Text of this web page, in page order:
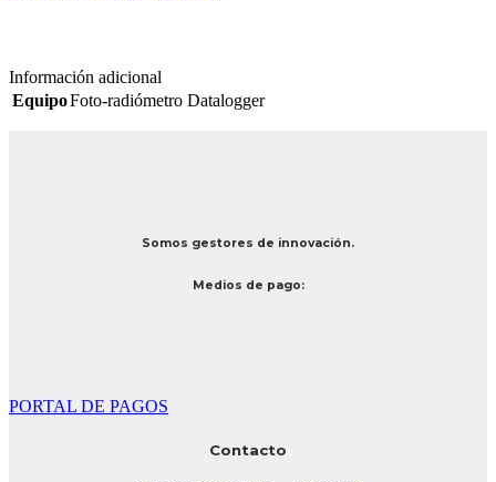
Información adicional
EquipoFoto-radiómetro Datalogger
Somos gestores de innovación.
Medios de pago:
PORTAL DE PAGOS
Contacto